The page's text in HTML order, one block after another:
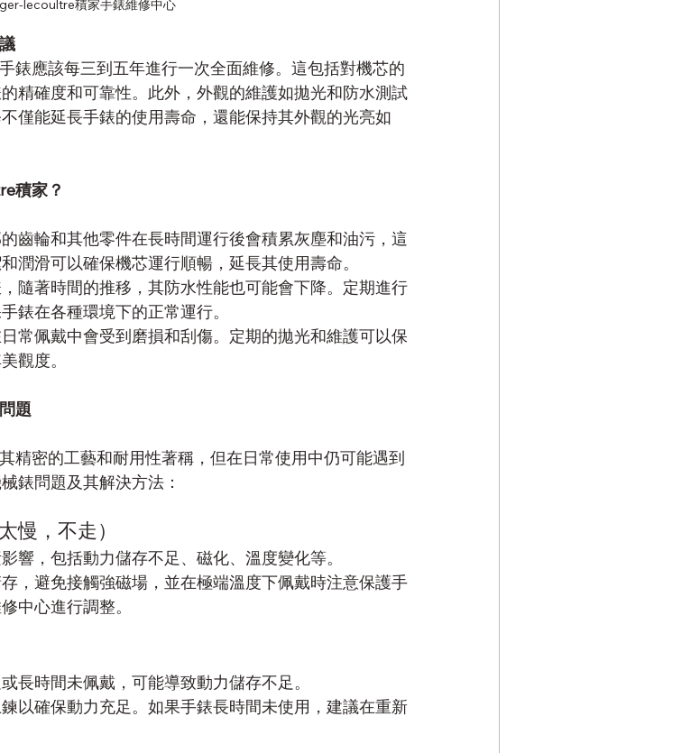
lecoultre積家手錶維修中心
錶應該每三到五年進行一次全面維修。這包括對機芯的
精確度和可靠性。此外，外觀的維護如拋光和防水測試
僅能延長手錶的使用壽命，還能保持其外觀的光亮如
積家 ？
的齒輪和其他零件在長時間運行後會積累灰塵和油污，這
潤滑可以確保機芯運行順暢，延長其使用壽命。
，隨著時間的推移，其防水性能也可能會下降。定期進行
錶在各種環境下的正常運行。
常佩戴中會受到磨損和刮傷。定期的拋光和維護可以保
觀度。
題
精密的工藝和耐用性著稱，但在日常使用中仍可能遇到
錶問題及其解決方法：
慢，不走）
響，包括動力儲存不足、磁化、溫度變化等。
，避免接觸強磁場，並在極端溫度下佩戴時注意保護手
中心進行調整。
長時間未佩戴，可能導致動力儲存不足。
以確保動力充足。如果手錶長時間未使用，建議在重新